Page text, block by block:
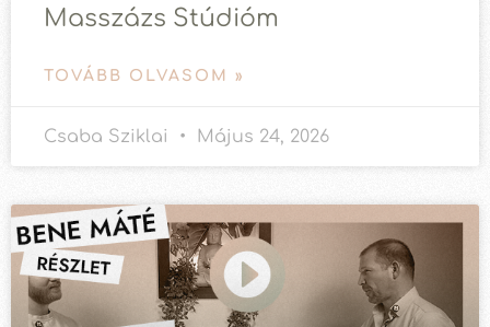
Masszázs Stúdióm
TOVÁBB OLVASOM »
Csaba Sziklai Május 24, 2026